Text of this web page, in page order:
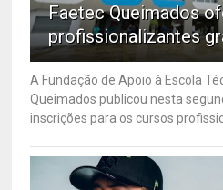
Faetec Queimados
profissionalizantes
A Fundação de Apoio à Escola
Queimados publicou nesta
inscrições para os cursos